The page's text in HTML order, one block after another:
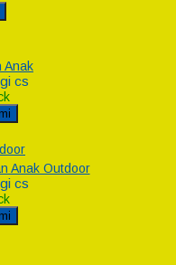
Anak
cs
Anak Outdoor
cs